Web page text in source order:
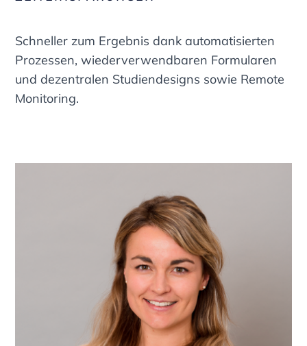
Schneller zum Ergebnis dank automatisierten
Prozessen, wiederverwendbaren Formularen
und dezentralen Studiendesigns sowie Remote
Monitoring.